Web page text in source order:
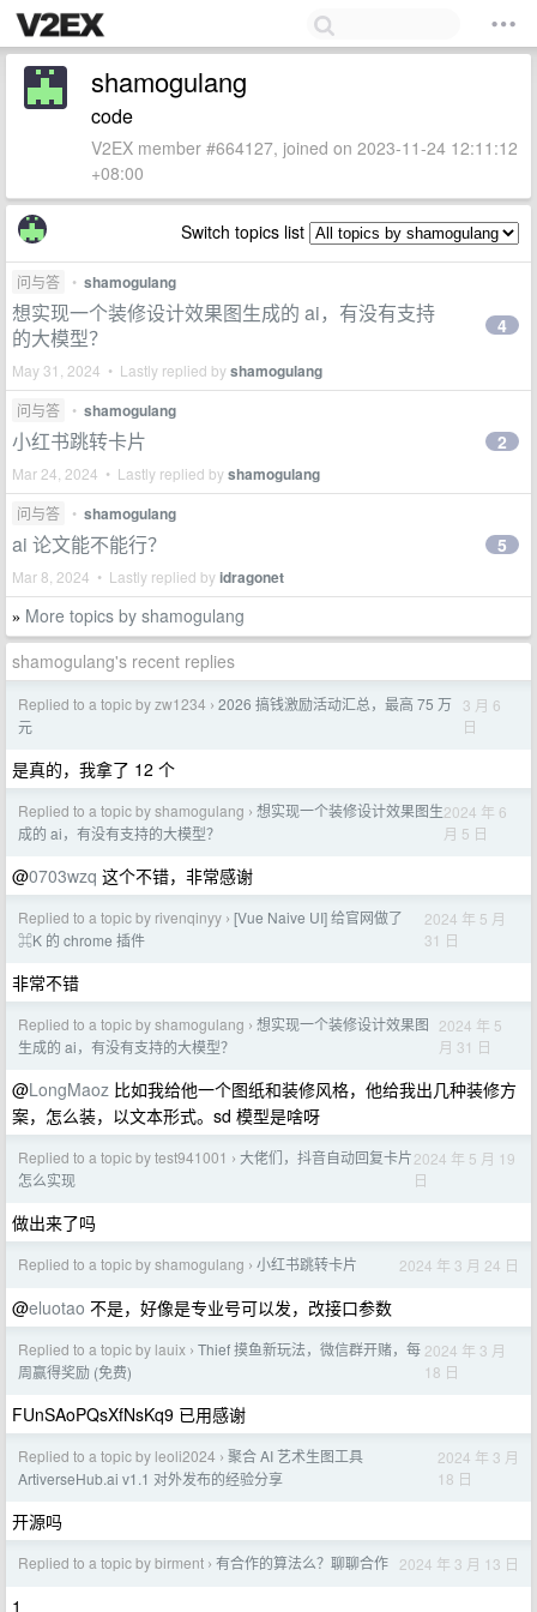
shamogulang
code
V2EX member #664127, joined on 2023-11-24 12:11:12
+08:00
Switch topics list
问与答 • shamogulang
想实现一个装修设计效果图生成的 ai，有没有支持
的大模型？
May 31, 2024 • Lastly replied byshamogulang
4
问与答 • shamogulang
小红书跳转卡片
Mar 24, 2024 • Lastly replied byshamogulang
2
问与答 • shamogulang
ai 论文能不能行？
Mar 8, 2024 • Lastly replied byidragonet
5
» More topics by shamogulang
shamogulang's recent replies
Replied to a topic by zw1234 › 2026 搞钱激励活动汇总，最高 75 万
元
3 月 6
日
是真的，我拿了 12 个
Replied to a topic by shamogulang › 想实现一个装修设计效果图生
成的 ai，有没有支持的大模型？
2024 年 6
月 5 日
@0703wzq 这个不错，非常感谢
Replied to a topic by rivenqinyy › [Vue Naive UI] 给官网做了
⌘K 的 chrome 插件
2024 年 5 月
31 日
非常不错
Replied to a topic by shamogulang › 想实现一个装修设计效果图
生成的 ai，有没有支持的大模型？
2024 年 5
月 31 日
@LongMaoz 比如我给他一个图纸和装修风格，他给我出几种装修方
案，怎么装，以文本形式。sd 模型是啥呀
Replied to a topic by test941001 › 大佬们，抖音自动回复卡片
怎么实现
2024 年 5 月 19
日
做出来了吗
Replied to a topic by shamogulang › 小红书跳转卡片 2024 年 3 月 24 日
@eluotao 不是，好像是专业号可以发，改接口参数
Replied to a topic by lauix › Thief 摸鱼新玩法，微信群开赌，每
周赢得奖励 (免费)
2024 年 3 月
18 日
FUnSAoPQsXfNsKq9 已用感谢
Replied to a topic by leoli2024 › 聚合 AI 艺术生图工具
ArtiverseHub.ai v1.1 对外发布的经验分享
2024 年 3 月
18 日
开源吗
Replied to a topic by birment › 有合作的算法么？聊聊合作 2024 年 3 月 13 日
1